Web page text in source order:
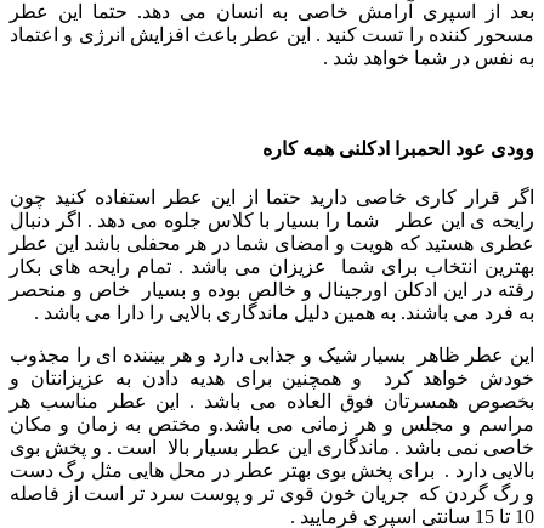
بعد از اسپری آرامش خاصی به انسان می دهد. حتما این عطر
مسحور کننده را تست کنید . این عطر باعث افزایش انرژی و اعتماد
به نفس در شما خواهد شد .
وودی عود الحمبرا ادکلنی همه کاره
اگر قرار کاری خاصی دارید حتما از این عطر استفاده کنید چون
رایحه ی این عطر شما را بسیار با کلاس جلوه می دهد . اگر دنبال
عطری هستید که هویت و امضای شما در هر محفلی باشد این عطر
بهترین انتخاب برای شما عزیزان می باشد . تمام رایحه های بکار
رفته در این ادکلن اورجینال و خالص بوده و بسیار خاص و منحصر
به فرد می باشند. به همین دلیل ماندگاری بالایی را دارا می باشد .
این عطر ظاهر بسیار شیک و جذابی دارد و هر بیننده ای را مجذوب
خودش خواهد کرد و همچنین برای هدیه دادن به عزیزانتان و
بخصوص همسرتان فوق العاده می باشد .
این عطر مناسب هر
مراسم و مجلس و هر زمانی می باشد.و مختص به زمان و مکان
خاصی نمی باشد . ماندگاری این عطر بسیار بالا است . و پخش بوی
بالایی دارد . برای پخش بوی بهتر عطر در محل هایی مثل رگ دست
و رگ گردن که جریان خون قوی تر و پوست سرد تر است از فاصله
10 تا 15 سانتی اسپری فرمایید .